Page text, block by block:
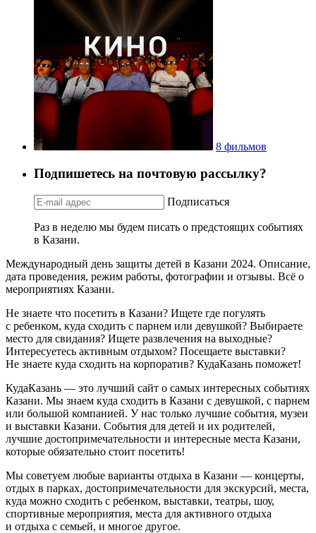
8 фильмов
Подпишетесь на почтовую рассылку?
Подписаться
Раз в неделю мы будем писать о предстоящих событиях
в Казани.
Международный день защиты детей в Казани 2024. Описание,
дата проведения, режим работы, фотографии и отзывы. Всё о
мероприятиях Казани.
Не знаете что посетить в Казани? Ищете где погулять
с ребенком, куда сходить с парнем или девушкой? Выбираете
место для свидания? Ищете развлечения на выходные?
Интересуетесь активным отдыхом? Посещаете выставки?
Не знаете куда сходить на корпоратив? КудаКазань поможет!
КудаКазань — это лучший сайт о самых интересных событиях
Казани. Мы знаем куда сходить в Казани с девушкой, с парнем
или большой компанией. У нас только лучшие события, музеи
и выставки Казани. События для детей и их родителей,
лучшие достопримечательности и интересные места Казани,
которые обязательно стоит посетить!
Мы советуем любые варианты отдыха в Казани — концерты,
отдых в парках, достопримечательности для экскурсий, места,
куда можно сходить с ребенком, выставки, театры, шоу,
спортивные мероприятия, места для активного отдыха
и отдыха с семьей, и многое другое.